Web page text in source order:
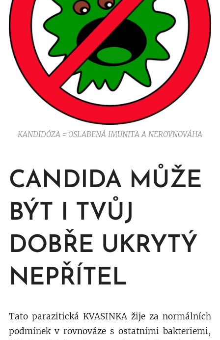
KANDIDÓZA = OSLABENÁ IMUNITA A NEROVNOVÁHA
CANDIDA MŮŽE
BÝT I TVŮJ
DOBŘE UKRYTÝ
NEPŘÍTEL
Tato parazitická KVASINKA žije za normálních
podmínek v rovnováze s ostatními bakteriemi,